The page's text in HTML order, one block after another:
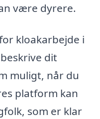
være dyrere.
kloakarbejde i
dit
muligt, når du
platform kan
som er klar